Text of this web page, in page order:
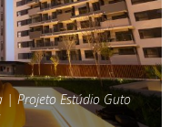
| Projeto Estúdio Guto